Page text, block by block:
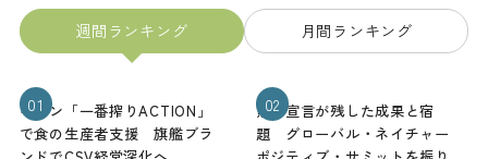
週間ランキング 月間ランキング
01
キリン「一番搾りACTION」
で食の生産者支援 旗艦ブラ
02
熊本宣言が残した成果と宿
題 グローバル・ネイチャー